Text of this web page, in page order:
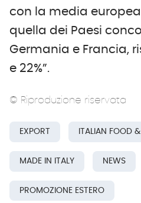
con la media europea
quella dei Paesi
Germania e Francia,
e 22%”.
© Riproduzione riservata
EXPORT ITALIAN FOOD
MADE IN ITALY NEWS
PROMOZIONE ESTERO